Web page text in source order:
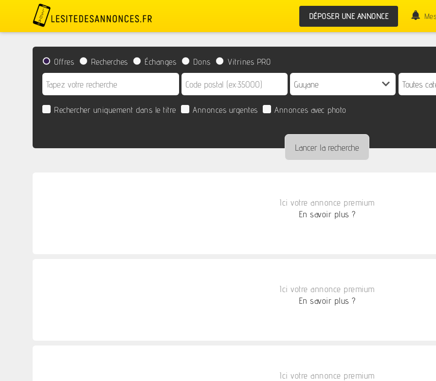
DÉPOSER UNE ANNONCE
Offres Recherches Échanges Dons Vitrines PRO
Rechercher uniquement dans le titre Annonces urgentes Annonces avec photo
Ici votre annonce premium
En savoir plus ?
Ici votre annonce premium
En savoir plus ?
Ici votre annonce premium